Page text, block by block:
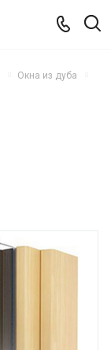
Окна из дуба